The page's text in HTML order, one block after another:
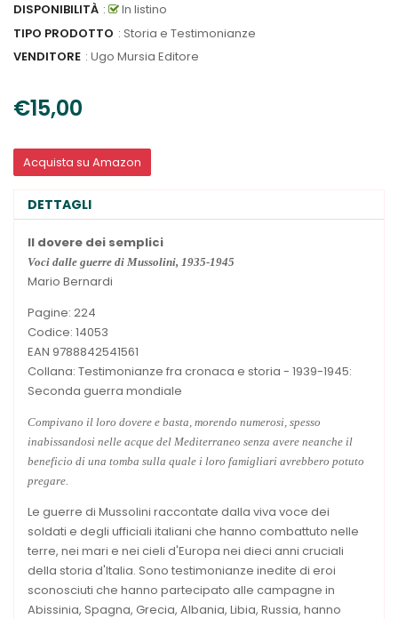
DISPONIBILITÀ :
In listino
TIPO PRODOTTO : Storia e Testimonianze
VENDITORE : Ugo Mursia Editore
€15,00
Acquista su Amazon
DETTAGLI
Il dovere dei semplici
Voci dalle guerre di Mussolini, 1935-1945
Mario Bernardi
Pagine: 224
Codice: 14053
EAN 9788842541561
Collana: Testimonianze fra cronaca e storia - 1939-1945:
Seconda guerra mondiale
Compivano il loro dovere e basta, morendo numerosi, spesso
inabissandosi nelle acque del Mediterraneo senza avere neanche il
beneficio di una tomba sulla quale i loro famigliari avrebbero potuto
pregare.
Le guerre di Mussolini raccontate dalla viva voce dei
soldati e degli ufficiali italiani che hanno combattuto nelle
terre, nei mari e nei cieli d'Europa nei dieci anni cruciali
della storia d'Italia. Sono testimonianze inedite di eroi
sconosciuti che hanno partecipato alle campagne in
Abissinia, Spagna, Grecia, Albania, Libia, Russia, hanno